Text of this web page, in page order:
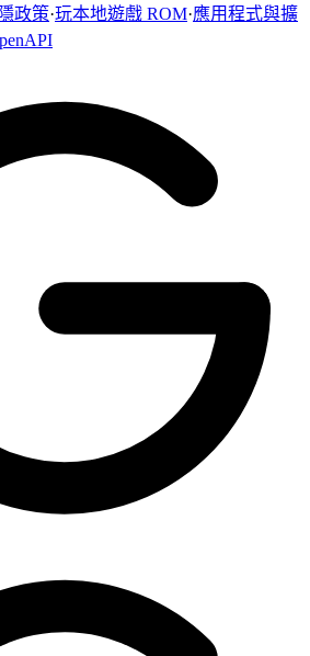
政策·玩本地遊戲 ROM·應用程式與擴